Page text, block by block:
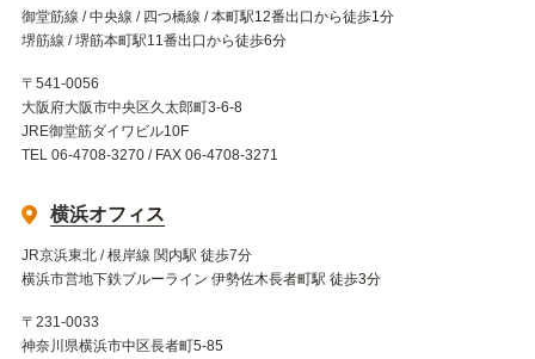
御堂筋線 / 中央線 / 四つ橋線 / 本町駅12番出口から徒歩1分
堺筋線 / 堺筋本町駅11番出口から徒歩6分
〒541-0056
大阪府大阪市中央区久太郎町3-6-8
JRE御堂筋ダイワビル10F
TEL 06-4708-3270 / FAX 06-4708-3271
横浜オフィス
JR京浜東北 / 根岸線 関内駅 徒歩7分
横浜市営地下鉄ブルーライン 伊勢佐木長者町駅 徒歩3分
〒231-0033
神奈川県横浜市中区長者町5-85